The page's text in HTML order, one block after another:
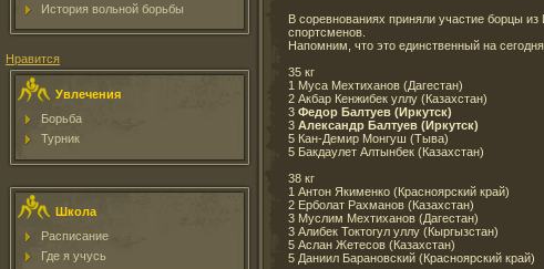
История вольной борьбы
Нравится
Увлечения
Борьба
Турник
Школа
Расписание
Где я учусь
В соревнованиях приняли участие борцы
спортсменов.
Напомним, что это единственный на
35 кг
1 Муса Мехтиханов (Дагестан)
2 Акбар Кенжибек уллу (Казахстан)
3 Федор Балтуев (Иркутск)
3 Александр Балтуев (Иркутск)
5 Кан-Демир Монгуш (Тыва)
5 Бакдаулет Алтынбек (Казахстан)
38 кг
1 Антон Якименко (Красноярский край)
2 Ерболат Рахманов (Казахстан)
3 Муслим Мехтиханов (Дагестан)
3 Алибек Токтогул уллу (Кыргызстан)
5 Аслан Жетесов (Казахстан)
5 Даниил Барановский (Красноярский край)